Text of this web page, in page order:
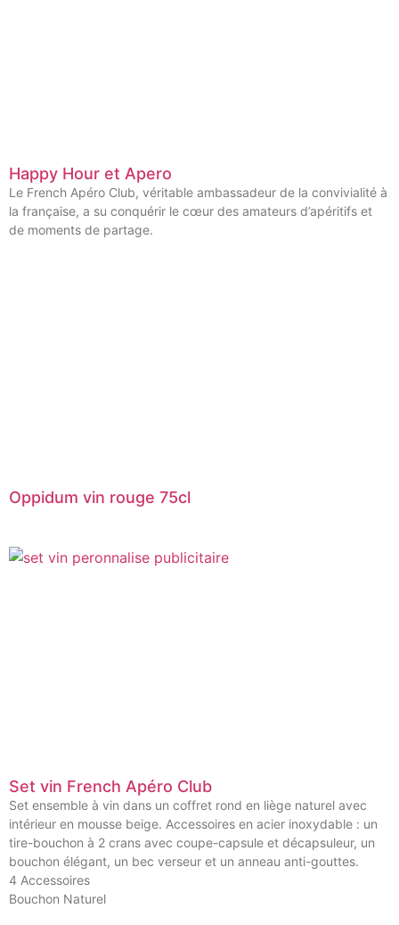
Happy Hour et Apero
Le French Apéro Club, véritable ambassadeur de la convivialité à
la française, a su conquérir le cœur des amateurs d’apéritifs et
de moments de partage.
Oppidum vin rouge 75cl
Set vin French Apéro Club
Set ensemble à vin dans un coffret rond en liège naturel avec
intérieur en mousse beige. Accessoires en acier inoxydable : un
tire-bouchon à 2 crans avec coupe-capsule et décapsuleur, un
bouchon élégant, un bec verseur et un anneau anti-gouttes.
4 Accessoires
Bouchon Naturel